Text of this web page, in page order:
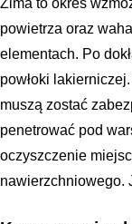
Zima to okres
powietrza oraz
elementach. Po
powłoki
muszą zostać
penetrować pod
oczyszczenie
nawierzchniowego.